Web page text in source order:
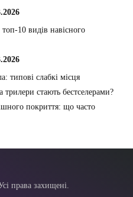
10 видів навісного
типові слабкі місця
трилери стають бестселерами?
покриття: що часто
права захищені.